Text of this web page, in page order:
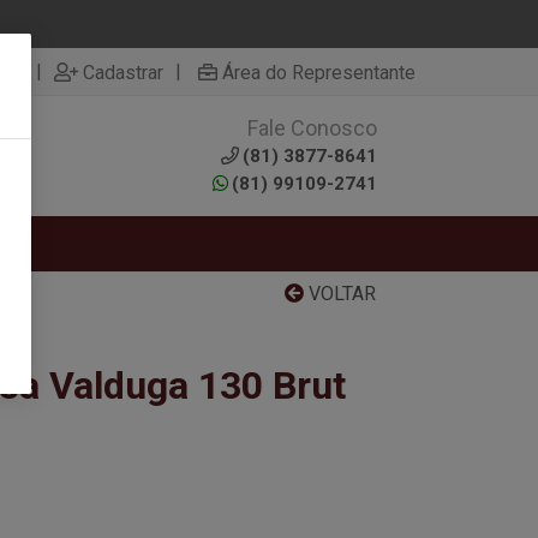
| Cadastrar | Área do Representante
Fale Conosco
(81) 3877-8641
(81) 99109-2741
VOLTAR
Valduga 130 Brut